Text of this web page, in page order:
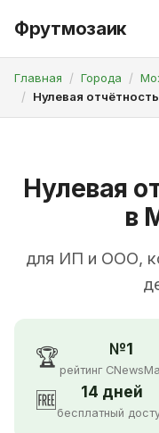
Фрутмозаик
Главная Города
Нулевая
Нулевая
в
для ИП и ООО,
🏆 №1
рейтинг
🆓 14 дней
бесплатный